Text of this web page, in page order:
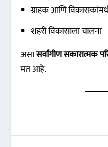
ग्राहक आणि
शहरी विकासाला चालना
असासर्वांगीण सकारात्मक
मत आहे.